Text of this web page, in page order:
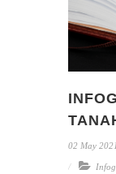
02 May 2021